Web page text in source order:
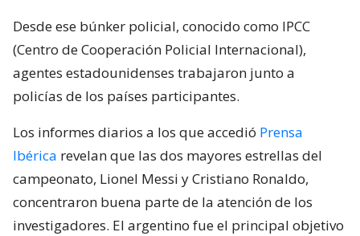
Desde ese búnker policial, conocido como IPCC
(Centro de Cooperación Policial Internacional),
agentes estadounidenses trabajaron junto a
policías de los países participantes.
Los informes diarios a los que accedió Prensa
Ibérica revelan que las dos mayores estrellas del
campeonato, Lionel Messi y Cristiano Ronaldo,
concentraron buena parte de la atención de los
investigadores. El argentino fue el principal objetivo